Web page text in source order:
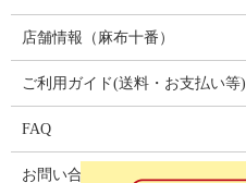
店舗情報（麻布十番）
ご利用ガイド(送料・お支払い等)
FAQ
お問い合わせ